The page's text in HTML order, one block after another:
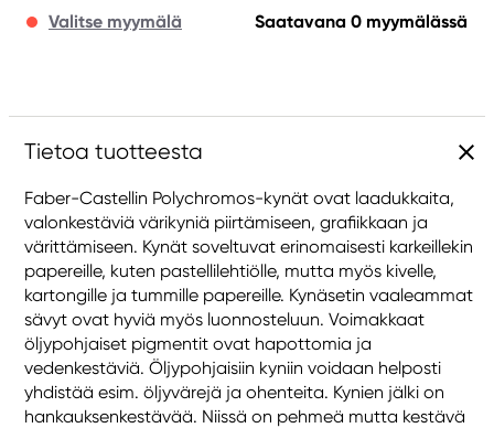
Valitse myymälä Saatavana 0 myymälässä
Tietoa tuotteesta
Faber-Castellin Polychromos-kynät ovat laadukkaita,
valonkestäviä värikyniä piirtämiseen, grafiikkaan ja
värittämiseen. Kynät soveltuvat erinomaisesti karkeillekin
papereille, kuten pastellilehtiölle, mutta myös kivelle,
kartongille ja tummille papereille. Kynäsetin vaaleammat
sävyt ovat hyviä myös luonnosteluun. Voimakkaat
öljypohjaiset pigmentit ovat hapottomia ja
vedenkestäviä. Öljypohjaisiin kyniin voidaan helposti
yhdistää esim. öljyvärejä ja ohenteita. Kynien jälki on
hankauksenkestävää. Niissä on pehmeä mutta kestävä